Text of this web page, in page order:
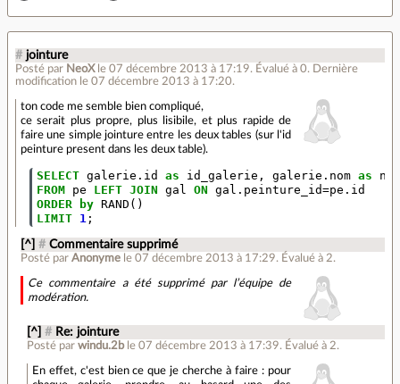
# jointure
Posté par NeoX le 07 décembre 2013 à 17:19. Évalué à 0. Dernière
modification le 07 décembre 2013 à 17:20.
ton code me semble bien compliqué,
ce serait plus propre, plus lisibile, et plus rapide de
faire une simple jointure entre les deux tables (sur l'id
peinture present dans les deux table).
SELECT galerie . id as id_galerie , galerie . nom as
FROM pe LEFT JOIN gal ON gal . peinture_id=pe . id
ORDER
by RAND ()
LIMIT 1 ;
[^] # Commentaire supprimé
Posté parAnonyme le 07 décembre 2013 à 17:29. Évalué à2.
Ce commentaire a été supprimé par l’équipe de
modération.
[^] # Re: jointure
Posté par windu.2b le 07 décembre 2013 à 17:39. Évalué à 2.
En effet, c'est bien ce que je cherche à faire : pour